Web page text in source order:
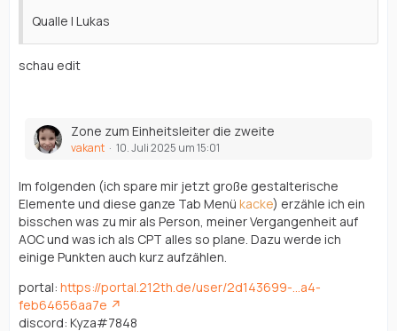
Qualle | Lukas
schau edit
Zone zum Einheitsleiter die zweite
vakant 10. Juli 2025 um 15:01
Im folgenden (ich spare mir jetzt große gestalterische
Elemente und diese ganze Tab Menü kacke) erzähle ich ein
bisschen was zu mir als Person, meiner Vergangenheit auf
AOC und was ich als CPT alles so plane. Dazu werde ich
einige Punkten auch kurz aufzählen.
portal: https://portal.212th.de/user/2d143699-…a4-
feb64656aa7e
discord: Kyza#7848